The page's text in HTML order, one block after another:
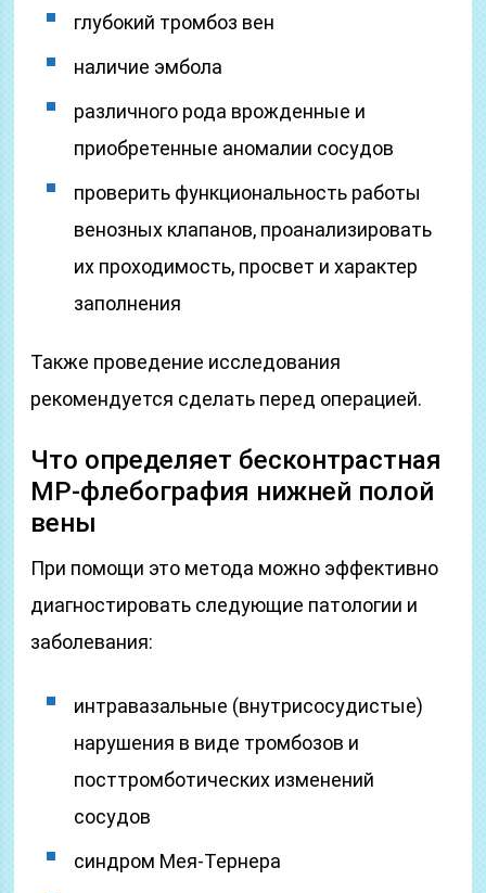
глубокий тромбоз вен
наличие эмбола
различного рода врожденные и
приобретенные аномалии сосудов
проверить функциональность работы
венозных клапанов, проанализировать
их проходимость, просвет и характер
заполнения
Также проведение исследования
рекомендуется сделать перед операцией.
Что определяет бесконтрастная
МР-флебография нижней полой
вены
При помощи это метода можно эффективно
диагностировать следующие патологии и
заболевания:
интравазальные (внутрисосудистые)
нарушения в виде тромбозов и
посттромботических изменений
сосудов
синдром Мея-Тернера